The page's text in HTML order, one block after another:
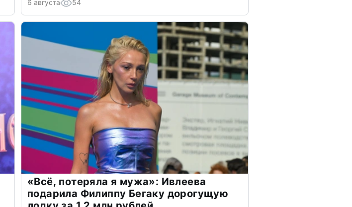
6 августа 54
«Всё, потеряла я мужа»: Ивлеева
подарила Филиппу Бегаку дорогущую